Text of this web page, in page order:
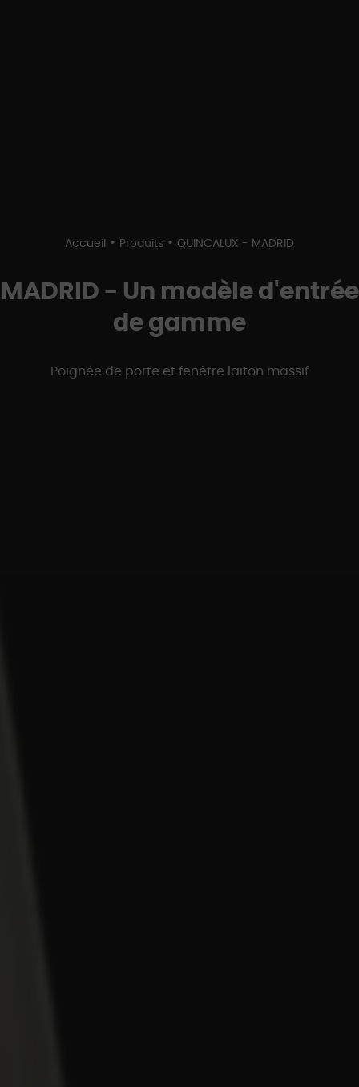
Accueil • Produits • QUINCALUX - MADRID
MADRID - Un modèle d'entrée
de gamme
Poignée de porte et fenêtre laiton massif